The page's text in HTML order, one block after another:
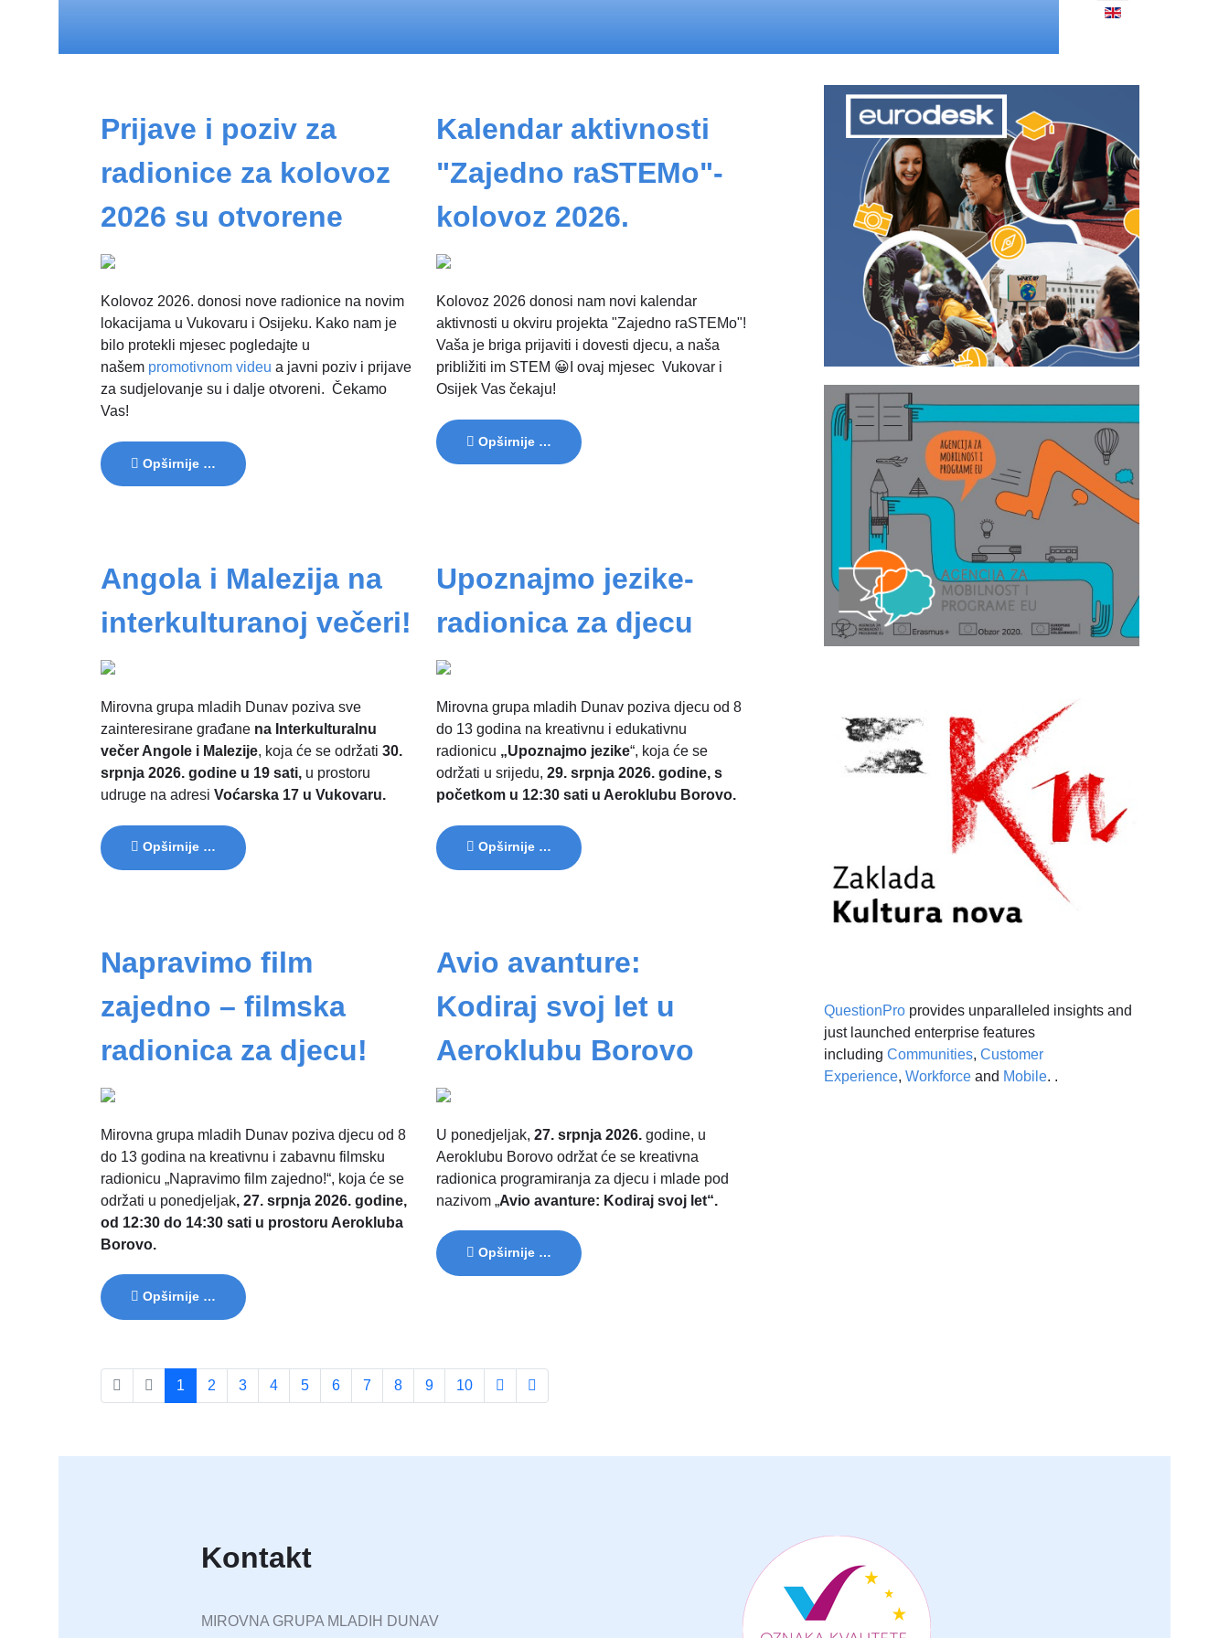
Prijave i poziv za
radionice za kolovoz
2026 su otvorene
Kolovoz 2026. donosi nove radionice na novim
lokacijama u Vukovaru i Osijeku. Kako nam je
bilo protekli mjesec pogledajte u
našem promotivnom videu a javni poziv i prijave
za sudjelovanje su i dalje otvoreni. Čekamo
Vas!
Opširnije …
Kalendar aktivnosti
"Zajedno raSTEMo"-
kolovoz 2026.
Kolovoz 2026 donosi nam novi kalendar
aktivnosti u okviru projekta "Zajedno raSTEMo"!
Vaša je briga prijaviti i dovesti djecu, a naša
približiti im STEM 😀I ovaj mjesec Vukovar i
Osijek Vas čekaju!
Opširnije …
Angola i Malezija na
interkulturanoj večeri!
Mirovna grupa mladih Dunav poziva sve
zainteresirane građane na Interkulturalnu
večer Angole i Malezije, koja će se održati 30.
srpnja 2026. godine u 19 sati, u prostoru
udruge na adresi Voćarska 17 u Vukovaru.
Opširnije …
Upoznajmo jezike-
radionica za djecu
Mirovna grupa mladih Dunav poziva djecu od 8
do 13 godina na kreativnu i edukativnu
radionicu „Upoznajmo jezike“, koja će se
održati u srijedu,29. srpnja 2026. godine, s
početkom u 12:30 sati u Aeroklubu Borovo.
Opširnije …
Napravimo film
zajedno – filmska
radionica za djecu!
Mirovna grupa mladih Dunav poziva djecu od 8
do 13 godina na kreativnu i zabavnu filmsku
radionicu „Napravimo film zajedno!“, koja će se
održati u ponedjeljak, 27. srpnja 2026. godine,
od 12:30 do 14:30 sati u prostoru Aerokluba
Borovo.
Opširnije …
Avio avanture:
Kodiraj svoj let u
Aeroklubu Borovo
U ponedjeljak,27. srpnja 2026. godine, u
Aeroklubu Borovo održat će se kreativna
radionica programiranja za djecu i mlade pod
nazivom „Avio avanture: Kodiraj svoj let“.
Opširnije …
1 2 3 4 5 6 7 8 9 10
QuestionProprovides unparalleled insights and
just launched enterprise features
including Communities, Customer
Experience, Workforceand Mobile. .
Kontakt
MIROVNA GRUPA MLADIH DUNAV